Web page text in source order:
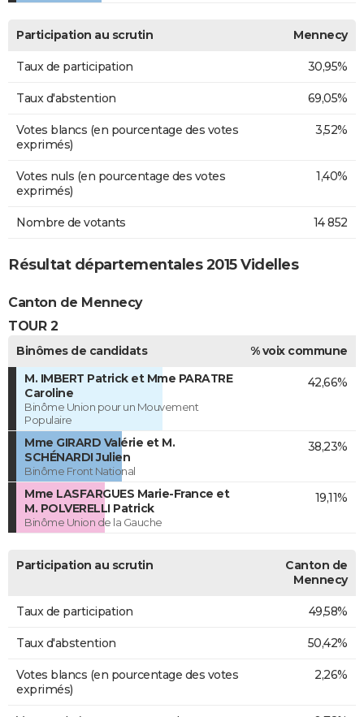
Participation au scrutin Mennecy
Taux de participation 30,95%
Taux d'abstention 69,05%
Votes blancs (en pourcentage des votes
exprimés)
3,52%
Votes nuls (en pourcentage des votes
exprimés)
1,40%
Nombre de votants 14 852
Résultat départementales 2015 Videlles
Canton de Mennecy
TOUR 2
Binômes de candidats
% voix commune
M. IMBERT Patrick et Mme PARATRE
Caroline
Binôme Union pour un Mouvement
Populaire
42,66%
Mme GIRARD Valérie et M.
SCHÉNARDI Julien
Binôme Front National
38,23%
Mme LASFARGUES Marie-France et
M. POLVERELLI Patrick
Binôme Union de la Gauche
19,11%
Participation au scrutin
Canton de
Mennecy
Taux de participation 49,58%
Taux d'abstention 50,42%
Votes blancs (en pourcentage des votes
exprimés)
2,26%